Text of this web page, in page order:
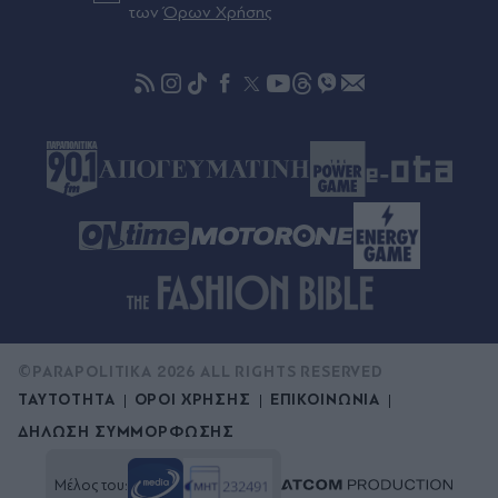
ενεργειακή ανθεκτικότητα - Νέες επενδύσεις 1
Πριν 32 λεπτά
στο φέρετρο - Ο σπαρακτικός αποχαιρετισμός
στο Α' Νεκροταφείο Αθηνών (Εικόνες)
τωνΌρων Χρήσης
ΤΑΥΤΟΤΗΤΑ ΟΡΟΙ ΧΡΗΣΗΣ
ΕΠΙΚΟΙΝΩΝΙΑ
ΔΗΛΩΣΗ ΣΥΜΜΟΡΦΩΣΗΣ
©PARAPOLITIKA 2026 ALL RIGHTS RESERVED
Μέλος του: